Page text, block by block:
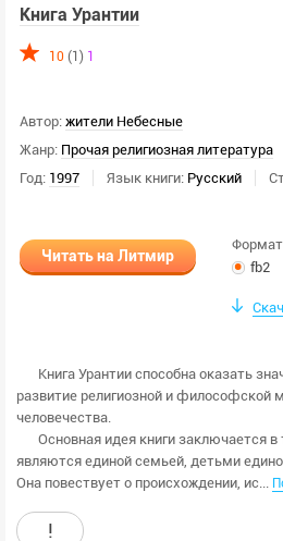
html
txt
djvu
mp3
Количество страниц:
Книга Урантии
10 (1) 1
Автор: жители Небесные
Жанр: Прочая религиозная литература
Год: 1997 Язык книги: Русский
Читать на Литмир
fb2
Книга Урантии способна оказать
развитие религиозной и философской
человечества.
Основная идея книги заключается
являются единой семьей, детьми
Она повествует о происхо­ждении, ис...
!